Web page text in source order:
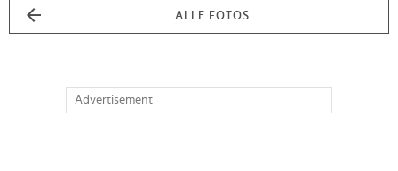
ALLE FOTOS
Advertisement